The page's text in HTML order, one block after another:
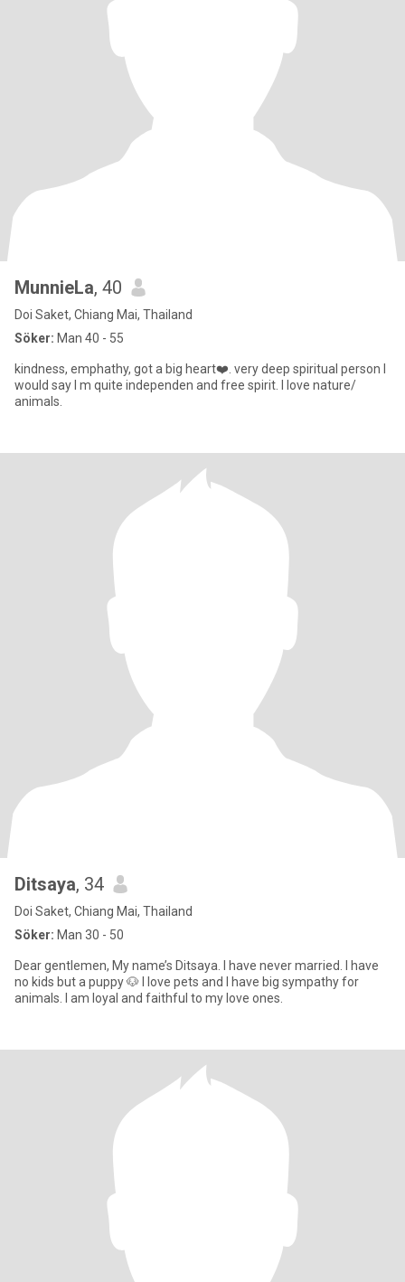
MunnieLa, 40
Doi Saket, Chiang Mai, Thailand
Söker: Man 40 - 55
kindness, emphathy, got a big heart❤️. very deep spiritual person I
would say I m quite independen and free spirit. I love nature/
animals.
Ditsaya, 34
Doi Saket, Chiang Mai, Thailand
Söker: Man 30 - 50
Dear gentlemen, My name’s Ditsaya. I have never married. I have
no kids but a puppy 🐶 I love pets and I have big sympathy for
animals. I am loyal and faithful to my love ones.